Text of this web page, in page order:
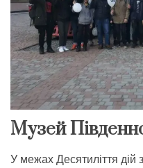
Музей
У межах Десятиліття дій